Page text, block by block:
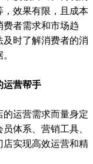
，效果有限，且成本
者需求和市场趋
时了解消费者的消
运营帮手
运营需求而量身定
体系、营销工具、
店实现高效运营和精